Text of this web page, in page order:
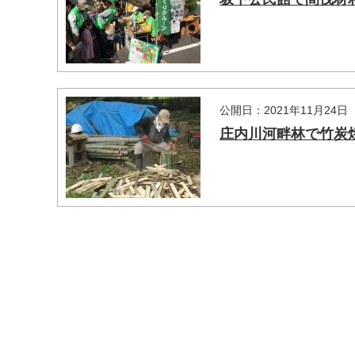
公開日：2021年11月24日
庄内川河畔林で竹炭
マイメディア検索